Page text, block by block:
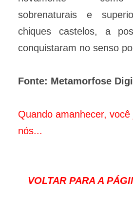
sobrenaturais e
chiques castelos, a
conquistaram no senso
Fonte: Metamorfose
Quando amanhecer,
nós...
VOLTAR PARA A